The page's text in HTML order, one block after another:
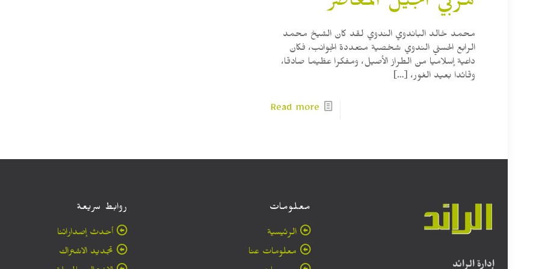
محمد خالد الباندوي الندوي لقد كان الشيخ محمد
الرابع الحسني الندوي شخصية متعددة الجوانب، فكان
داعية إسلاميا من الطراز الأصيل، ومفكرا عظيما صادقا،
وقائدا بعيد الغور،[…]
Read more
إدارة الرائد
معلومات
الرئيسية
معلومات عنا
روابط سريعة
أحدث إصداراتنا
تجديد الاشتراك